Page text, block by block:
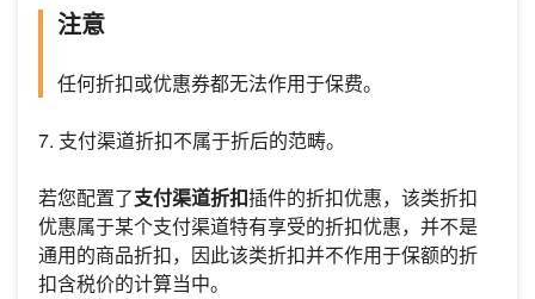
注意
任何折扣或优惠券都无法作用于保费。
7. 支付渠道折扣不属于折后的范畴。
若您配置了支付渠道折扣插件的折扣优惠，该类折扣
优惠属于某个支付渠道特有享受的折扣优惠，并不是
通用的商品折扣，因此该类折扣并不作用于保额的折
扣含税价的计算当中。